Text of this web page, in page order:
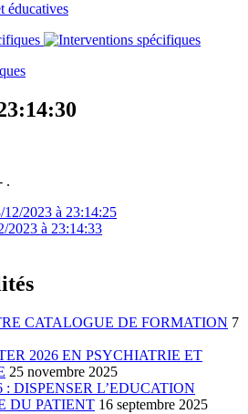
éducatives
.
12/2023 à 23:14:25
2023 à 23:14:33
CATALOGUE DE FORMATION 7
2026 EN PSYCHIATRIE ET
25 novembre 2025
DISPENSER L’EDUCATION
DU PATIENT 16 septembre 2025